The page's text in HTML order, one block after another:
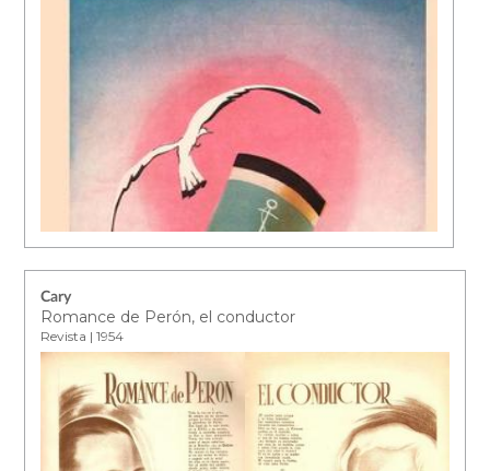
Cary
Romance de Perón, el conductor
Revista | 1954